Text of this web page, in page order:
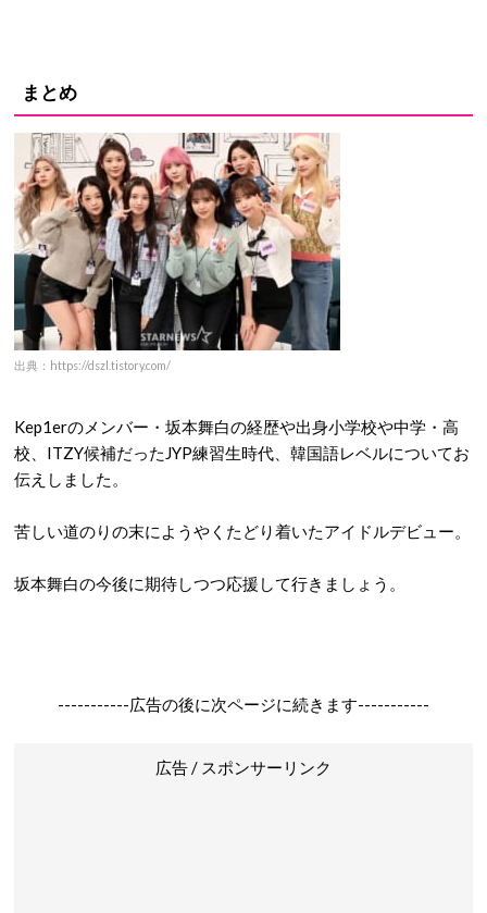
まとめ
出典：https://dszl.tistory.com/
Kep1erのメンバー・坂本舞白の経歴や出身小学校や中学・高
校、ITZY候補だったJYP練習生時代、韓国語レベルについてお
伝えしました。
苦しい道のりの末にようやくたどり着いたアイドルデビュー。
坂本舞白の今後に期待しつつ応援して行きましょう。
-----------広告の後に次ページに続きます-----------
広告 / スポンサーリンク